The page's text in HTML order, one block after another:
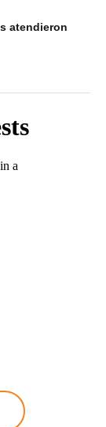
atendieron